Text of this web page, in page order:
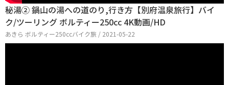
秘湯② 鍋山の湯への道のり,行き方【別府温泉旅行】バイ
ク/ツーリング ボルティー250cc 4K動画/HD
あきら ボルティー250ccバイク旅 / 2021-05-22